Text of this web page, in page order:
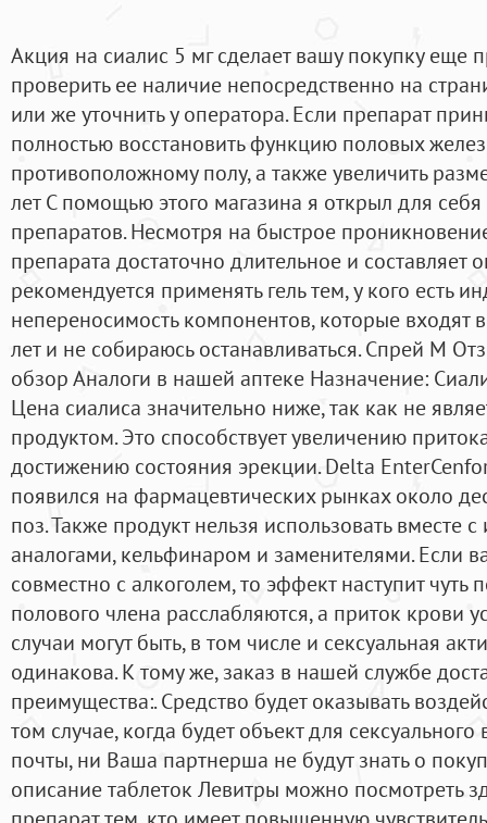
Акция на сиалис 5 мг сделает вашу покупку еще
проверить ее наличие непосредственно на
или же уточнить у оператора. Если препарат
полностью восстановить функцию половых
противоположному полу, а также увеличить
лет С помощью этого магазина я открыл для
препаратов. Несмотря на быстрое
препарата достаточно длительное и составляет
рекомендуется применять гель тем, у кого есть
непереносимость компонентов, которые входят
лет и не собираюсь останавливаться. Спрей М
обзор Аналоги в нашей аптеке Назначение:
Цена сиалиса значительно ниже, так как не
продуктом. Это способствует увеличению
достижению состояния эрекции. Delta
появился на фармацевтических рынках около
поз. Также продукт нельзя использовать вместе
аналогами, кельфинаром и заменителями. Если
совместно с алкоголем, то эффект наступит
полового члена расслабляются, а приток крови
случаи могут быть, в том числе и сексуальная
одинакова. К тому же, заказ в нашей службе
преимущества:. Средство будет оказывать
том случае, когда будет объект для
почты, ни Ваша партнерша не будут знать о
описание таблеток Левитры можно посмотреть